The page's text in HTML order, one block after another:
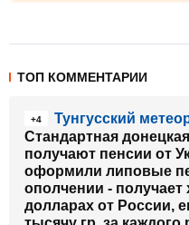
ТОП КОММЕНТАРИИ
+4
Тунгусский
Стандартная
получают пенсии от
оформили липовые
ополчении -
долларах от России,